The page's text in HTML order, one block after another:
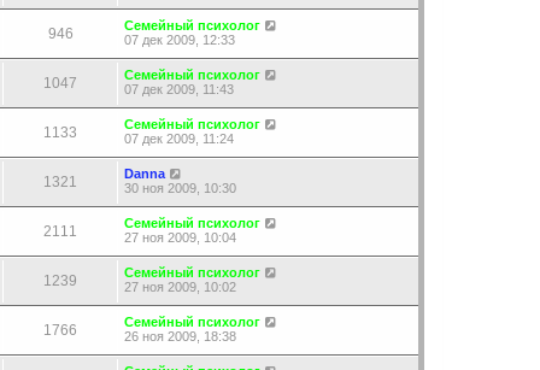
946
Семейный психолог
07 дек 2009, 12:33
1047
Семейный психолог
07 дек 2009, 11:43
1133
Семейный психолог
07 дек 2009, 11:24
1321
Danna
30 ноя 2009, 10:30
2111
Семейный психолог
27 ноя 2009, 10:04
1239
Семейный психолог
27 ноя 2009, 10:02
1766
Семейный психолог
26 ноя 2009, 18:38